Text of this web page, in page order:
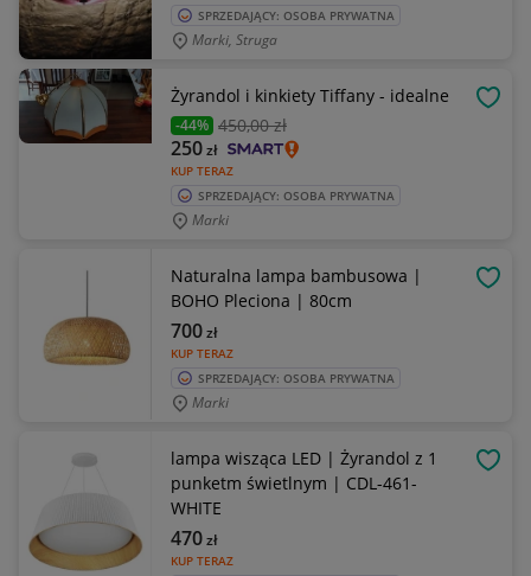
SPRZEDAJĄCY: OSOBA PRYWATNA
Marki, Struga
Żyrandol i kinkiety Tiffany - idealne
-44% 450,00 zł
KUP TERAZ
250zł
SPRZEDAJĄCY: OSOBA PRYWATNA
Marki
Naturalna lampa bambusowa |
BOHO Pleciona | 80cm
KUP TERAZ
700zł
SPRZEDAJĄCY: OSOBA PRYWATNA
Marki
lampa wisząca LED | Żyrandol z 1
punketm świetlnym | CDL-461-
WHITE
KUP TERAZ
470zł